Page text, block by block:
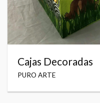
Cajas Decoradas
PURO ARTE